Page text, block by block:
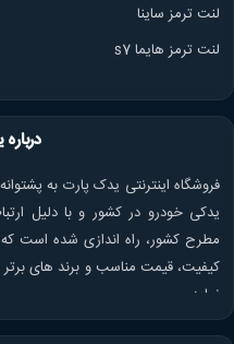
لنت ترمز ساینا
لنت ترمز هایما s7
فروشگاه اینترنتی یدک پارت به
یدکی خودرو در کشور و با دلیل
مطرح کشور، راه اندازی شده است
کیفیت، قیمت مناسب و برند های
نماید.